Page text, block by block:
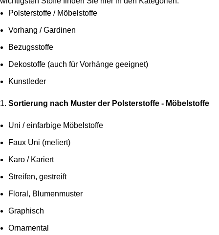
Polsterstoffe / Möbelstoffe
Vorhang / Gardinen
Bezugsstoffe
Dekostoffe (auch für Vorhänge geeignet)
Kunstleder
Sortierung nach Muster der Polsterstoffe - Möbelstoffe
Uni / einfarbige Möbelstoffe
Faux Uni (meliert)
Karo / Kariert
Streifen, gestreift
Floral, Blumenmuster
Graphisch
Ornamental